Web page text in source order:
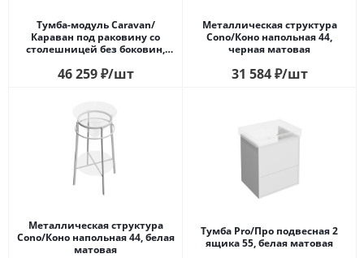
Тумба-модуль Caravan/
Караван под раковину со
столешницей без боковин,
открывание, сливочная
46 259₽/шт
Металлическая структура
Cono/Коно напольная 44,
черная матовая
31 584₽/шт
Металлическая структура
Cono/Коно напольная 44, белая
матовая
Тумба Pro/Про подвесная 2
ящика 55, белая матовая